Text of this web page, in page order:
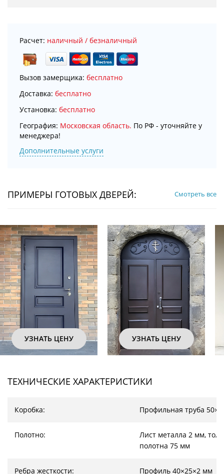
Расчет: наличный / безналичный
Вызов замерщика: бесплатно
Доставка: бесплатно
Установка: бесплатно
География: Московская область. По РФ - уточняйте у
менеджера!
Дополнительные услуги
ПРИМЕРЫ ГОТОВЫХ ДВЕРЕЙ: Смотреть все
УЗНАТЬ ЦЕНУ УЗНАТЬ ЦЕНУ
ТЕХНИЧЕСКИЕ ХАРАКТЕРИСТИКИ
Коробка: Профильная труба
Полотно:
Лист металла 2 мм,
полотна 75 мм
Ребра жесткости: Профиль 40×25×2 мм